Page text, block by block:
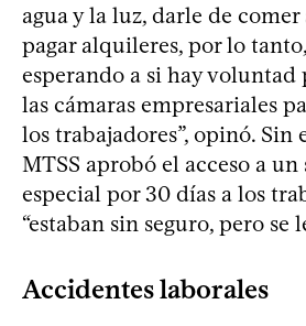
agua y la luz, darle de
pagar alquileres, por lo
esperando a si hay
las cámaras empresariales
los trabajadores”, opinó. Sin
MTSS aprobó el acceso a
especial por 30 días a los
“estaban sin seguro, pero se
Accidentes laborales